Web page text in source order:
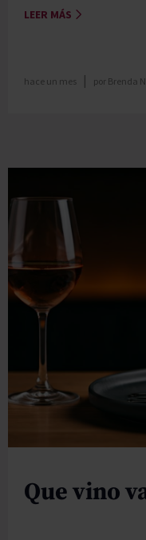
LEER MÁS
hace un mes | por Brenda
Que vino